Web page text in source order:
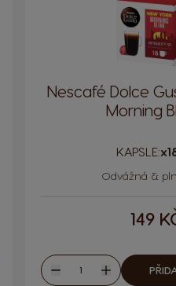
Nescafé Dolce
Morning
KAPSLE:
Odvážná &
149
Množství
Zvýšit